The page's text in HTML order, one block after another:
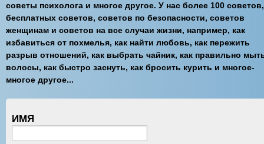
советы психолога и многое другое. У нас более 100 советов,
бесплатных советов, советов по безопасности, советов
женщинам и советов на все случаи жизни, например, как
избавиться от похмелья, как найти любовь, как пережить
разрыв отношений, как выбрать чайник, как правильно
волосы, как быстро заснуть, как бросить курить и многое-
многое другое...
ИМЯ